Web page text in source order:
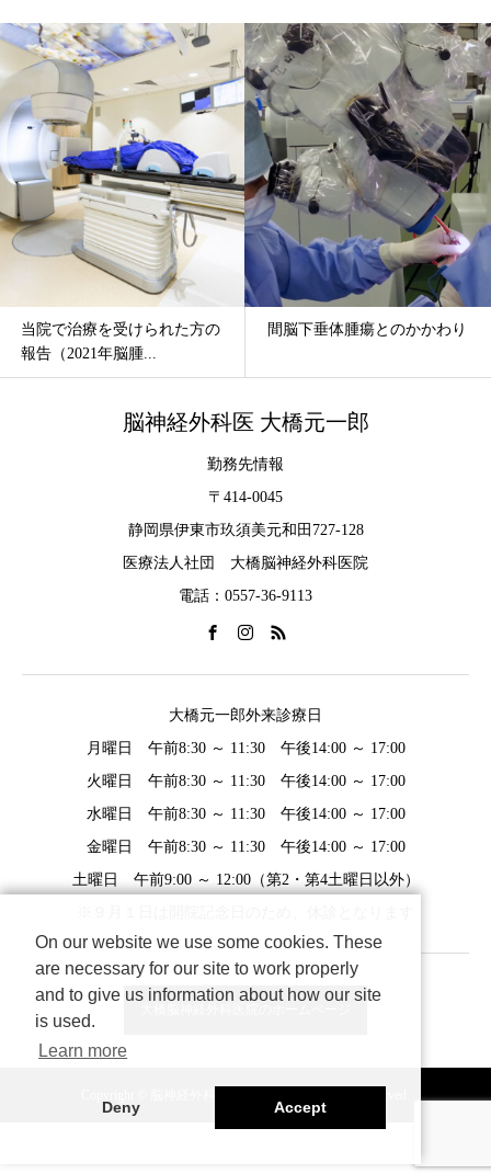
を受けられた方の
年脳腫...
間脳下垂体腫瘍とのかかわり
間脳下垂
脳神経外科医 大橋元一郎
勤務先情報
〒414-0045
静岡県伊東市玖須美元和田727-128
医療法人社団 大橋脳神経外科医院
電話：0557-36-9113
大橋元一郎外来診療日
月曜日 午前8:30 ～ 11:30 午後14:00 ～ 17:00
火曜日 午前8:30 ～ 11:30 午後14:00 ～ 17:00
水曜日 午前8:30 ～ 11:30 午後14:00 ～ 17:00
金曜日 午前8:30 ～ 11:30 午後14:00 ～ 17:00
土曜日 午前9:00 ～ 12:00（第2・第4土曜日以外）
On our website we use some cookies. These
are necessary for our site to work properly
and to give us information about how our site
is used.
Learn more
Deny Accept